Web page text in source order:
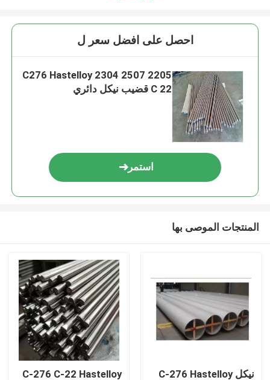
احصل على افضل سعر ل
2205 2507 2304 C276 Hastelloy
C 22 قضيب نيكل دائري
استمر
المنتجات الموصى بها
نيكل C-276 Hastelloy
C-276 C-22 Hastelloy